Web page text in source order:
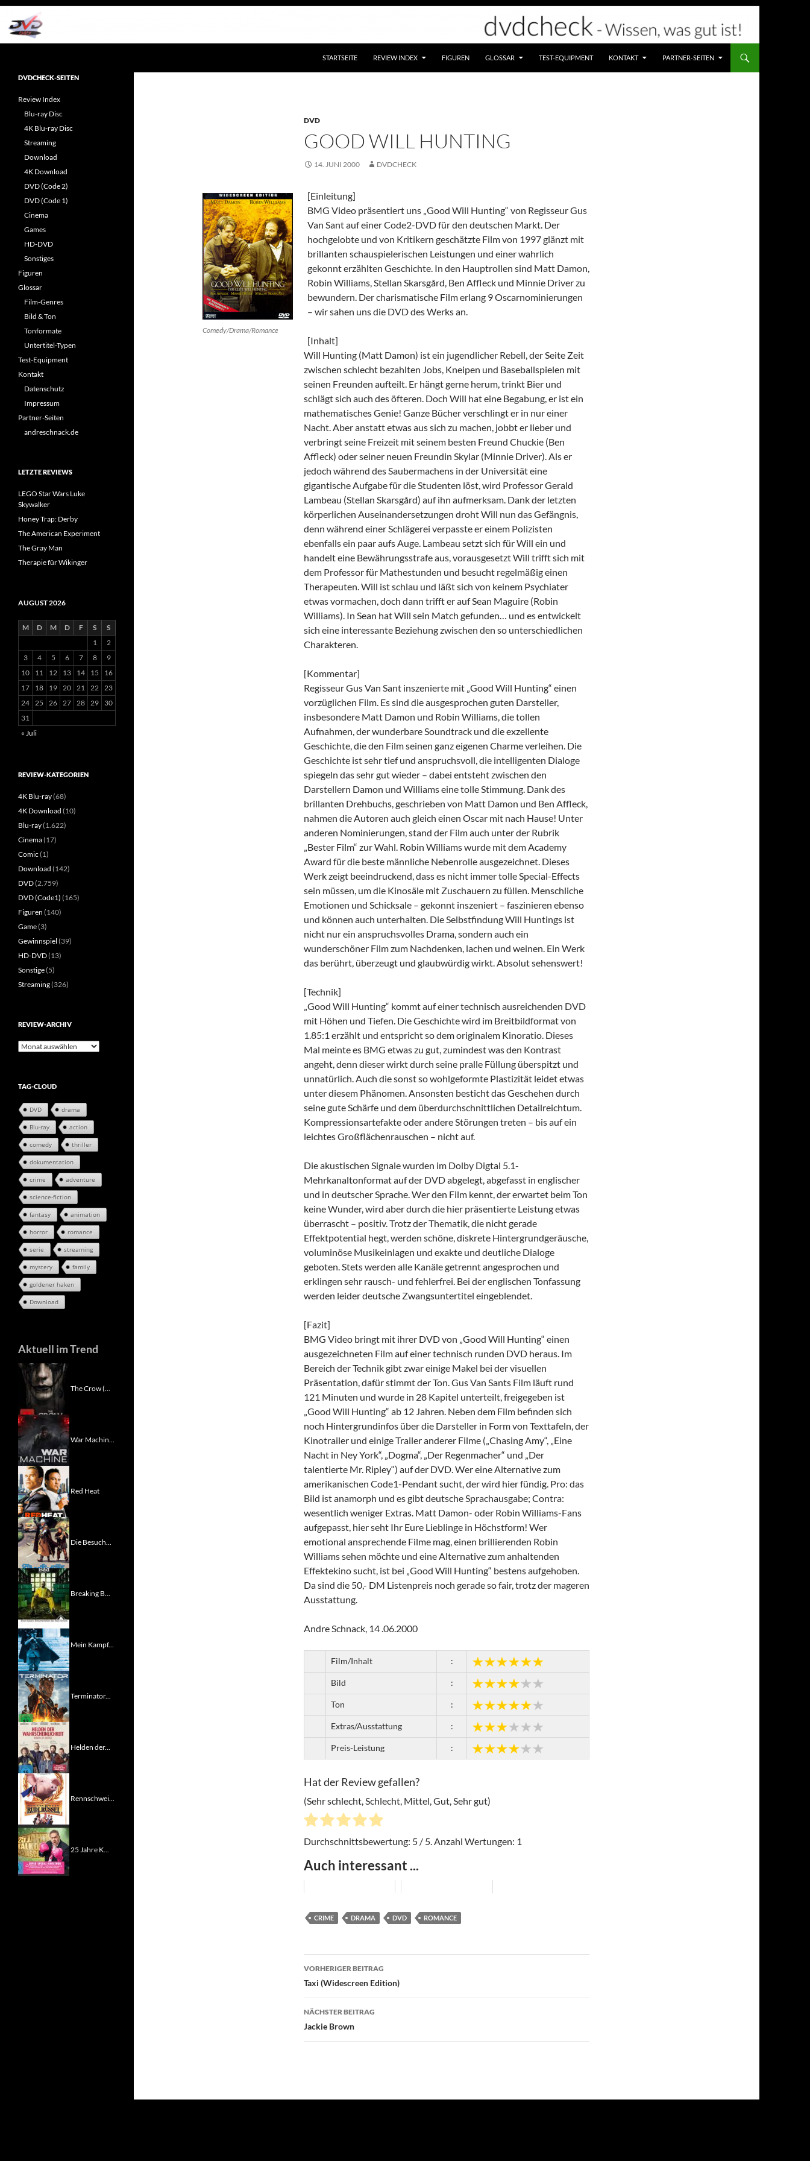
Zum
Inhalt
springen
STARTSEITE REVIEW INDEX FIGUREN GLOSSAR TEST-EQUIPMENT KONTAKT PARTNER-SEITEN
DVD
GOOD WILL HUNTING
14. JUNI 2000 DVDCHECK
Comedy/Drama/Romance
[Einleitung]
BMG Video präsentiert uns „Good Will Hunting“ von Regisseur Gus
Van Sant auf einer Code2-DVD für den deutschen Markt. Der
hochgelobte und von Kritikern geschätzte Film von 1997 glänzt mit
brillanten schauspielerischen Leistungen und einer wahrlich
gekonnt erzählten Geschichte. In den Hauptrollen sind Matt Damon,
Robin Williams, Stellan Skarsgård, Ben Affleck und Minnie Driver zu
bewundern. Der charismatische Film erlang 9 Oscarnominierungen
– wir sahen uns die DVD des Werks an.
[Inhalt]
Will Hunting (Matt Damon) ist ein jugendlicher Rebell, der Seite Zeit
zwischen schlecht bezahlten Jobs, Kneipen und Baseballspielen mit
seinen Freunden aufteilt. Er hängt gerne herum, trinkt Bier und
schlägt sich auch des öfteren. Doch Will hat eine Begabung, er ist ein
mathematisches Genie! Ganze Bücher verschlingt er in nur einer
Nacht. Aber anstatt etwas aus sich zu machen, jobbt er lieber und
verbringt seine Freizeit mit seinem besten Freund Chuckie (Ben
Affleck) oder seiner neuen Freundin Skylar (Minnie Driver). Als er
jedoch während des Saubermachens in der Universität eine
gigantische Aufgabe für die Studenten löst, wird Professor Gerald
Lambeau (Stellan Skarsgård) auf ihn aufmerksam. Dank der letzten
körperlichen Auseinandersetzungen droht Will nun das Gefängnis,
denn während einer Schlägerei verpasste er einem Polizisten
ebenfalls ein paar aufs Auge. Lambeau setzt sich für Will ein und
handelt eine Bewährungsstrafe aus, vorausgesetzt Will trifft sich mit
dem Professor für Mathestunden und besucht regelmäßig einen
Therapeuten. Will ist schlau und läßt sich von keinem Psychiater
etwas vormachen, doch dann trifft er auf Sean Maguire (Robin
Williams). In Sean hat Will sein Match gefunden… und es entwickelt
sich eine interessante Beziehung zwischen den so unterschiedlichen
Charakteren.
[Kommentar]
Regisseur Gus Van Sant inszenierte mit „Good Will Hunting“ einen
vorzüglichen Film. Es sind die ausgesprochen guten Darsteller,
insbesondere Matt Damon und Robin Williams, die tollen
Aufnahmen, der wunderbare Soundtrack und die exzellente
Geschichte, die den Film seinen ganz eigenen Charme verleihen. Die
Geschichte ist sehr tief und anspruchsvoll, die intelligenten Dialoge
spiegeln das sehr gut wieder – dabei entsteht zwischen den
Darstellern Damon und Williams eine tolle Stimmung. Dank des
brillanten Drehbuchs, geschrieben von Matt Damon und Ben Affleck,
nahmen die Autoren auch gleich einen Oscar mit nach Hause! Unter
anderen Nominierungen, stand der Film auch unter der Rubrik
„Bester Film“ zur Wahl. Robin Williams wurde mit dem Academy
Award für die beste männliche Nebenrolle ausgezeichnet. Dieses
Werk zeigt beeindruckend, dass es nicht immer tolle Special-Effects
sein müssen, um die Kinosäle mit Zuschauern zu füllen. Menschliche
Emotionen und Schicksale – gekonnt inszeniert – faszinieren ebenso
und können auch unterhalten. Die Selbstfindung Will Huntings ist
nicht nur ein anspruchsvolles Drama, sondern auch ein
wunderschöner Film zum Nachdenken, lachen und weinen. Ein Werk
das berührt, überzeugt und glaubwürdig wirkt. Absolut sehenswert!
[Technik]
„Good Will Hunting“ kommt auf einer technisch ausreichenden DVD
mit Höhen und Tiefen. Die Geschichte wird im Breitbildformat von
1.85:1 erzählt und entspricht so dem originalem Kinoratio. Dieses
Mal meinte es BMG etwas zu gut, zumindest was den Kontrast
angeht, denn dieser wirkt durch seine pralle Füllung überspitzt und
unnatürlich. Auch die sonst so wohlgeformte Plastizität leidet etwas
unter diesem Phänomen. Ansonsten besticht das Geschehen durch
seine gute Schärfe und dem überdurchschnittlichen Detailreichtum.
Kompressionsartefakte oder andere Störungen treten – bis auf ein
leichtes Großflächenrauschen – nicht auf.
Die akustischen Signale wurden im Dolby Digtal 5.1-
Mehrkanaltonformat auf der DVD abgelegt, abgefasst in englischer
und in deutscher Sprache. Wer den Film kennt, der erwartet beim Ton
keine Wunder, wird aber durch die hier präsentierte Leistung etwas
überrascht – positiv. Trotz der Thematik, die nicht gerade
Effektpotential hegt, werden schöne, diskrete Hintergrundgeräusche,
voluminöse Musikeinlagen und exakte und deutliche Dialoge
geboten. Stets werden alle Kanäle getrennt angesprochen und
erklingen sehr rausch- und fehlerfrei. Bei der englischen Tonfassung
werden leider deutsche Zwangsuntertitel eingeblendet.
[Fazit]
BMG Video bringt mit ihrer DVD von „Good Will Hunting“ einen
ausgezeichneten Film auf einer technisch runden DVD heraus. Im
Bereich der Technik gibt zwar einige Makel bei der visuellen
Präsentation, dafür stimmt der Ton. Gus Van Sants Film läuft rund
121 Minuten und wurde in 28 Kapitel unterteilt, freigegeben ist
„Good Will Hunting“ ab 12 Jahren. Neben dem Film befinden sich
noch Hintergrundinfos über die Darsteller in Form von Texttafeln, der
Kinotrailer und einige Trailer anderer Filme („Chasing Amy“, „Eine
Nacht in Ney York“, „Dogma“, „Der Regenmacher“ und „Der
talentierte Mr. Ripley“) auf der DVD. Wer eine Alternative zum
amerikanischen Code1-Pendant sucht, der wird hier fündig. Pro: das
Bild ist anamorph und es gibt deutsche Sprachausgabe; Contra:
wesentlich weniger Extras. Matt Damon- oder Robin Williams-Fans
aufgepasst, hier seht Ihr Eure Lieblinge in Höchstform! Wer
emotional ansprechende Filme mag, einen brillierenden Robin
Williams sehen möchte und eine Alternative zum anhaltenden
Effektekino sucht, ist bei „Good Will Hunting“ bestens aufgehoben.
Da sind die 50,- DM Listenpreis noch gerade so fair, trotz der mageren
Ausstattung.
Andre Schnack, 14 .06.2000
Film/Inhalt :
Bild :
Ton :
Extras/Ausstattung :
Preis-Leistung :
Hat der Review gefallen?
(Sehr schlecht, Schlecht, Mittel, Gut, Sehr gut)
Durchschnittsbewertung: 5 / 5. Anzahl Wertungen: 1
Auch interessant ...
CRIME DRAMA DVD ROMANCE
Beitragsnavigation
VORHERIGER BEITRAG
Taxi (Widescreen Edition)
NÄCHSTER BEITRAG
Jackie Brown
Reviews rund ums Heimkino &
DVDCHECK-SEITEN
Review Index
Blu-ray Disc
4K Blu-ray Disc
Streaming
Download
4K Download
DVD (Code 2)
DVD (Code 1)
Cinema
Games
HD-DVD
Sonstiges
Figuren
Glossar
Film-Genres
Bild & Ton
Tonformate
Untertitel-Typen
Test-Equipment
Kontakt
Datenschutz
Impressum
Partner-Seiten
andreschnack.de
LETZTE REVIEWS
LEGO Star Wars Luke
Skywalker
Honey Trap: Derby
The American Experiment
The Gray Man
Therapie für Wikinger
AUGUST 2026
M D M D F S
S
1
2
3
4 5 6 7 8
9
10
11 12 13 14 15
16
17
18 19 20 21 22 23
24 25 26 27 28 29
30
31
« Juli
REVIEW-KATEGORIEN
4K Blu-ray(68)
4K Download (10)
Blu-ray(1.622)
Cinema(17)
Comic (1)
Download (142)
DVD(2.759)
DVD (Code1) (165)
Figuren (140)
Game(3)
Gewinnspiel (39)
HD-DVD(13)
Sonstige(5)
Streaming(326)
REVIEW-ARCHIV
Review-
TAG-CLOUD
DVD drama
Blu-ray action
comedy thriller
dokumentation
crime adventure
science-fiction
fantasy animation
horror romance
serie streaming
mystery family
goldener haken
Download
Aktuell im Trend
The Crow (...
War Machin...
Red Heat
Die Besuch...
Breaking B...
Mein Kampf...
Terminator...
Helden der...
Rennschwei...
25 Jahre K...